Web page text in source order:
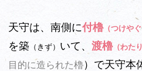
天守は、南側に付櫓（つけやぐ
を築 （きず） いて、 渡櫓（わた
目的に造られた櫓）で天守本